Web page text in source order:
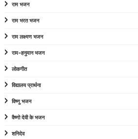
राम भजन
राम भरत भजन
राम लक्ष्मण भजन
राम-हनुमान भजन
लोकगीत
विद्यालय प्रार्थना
विष्णु भजन
वैष्णो देवी के भजन
शनिदेव